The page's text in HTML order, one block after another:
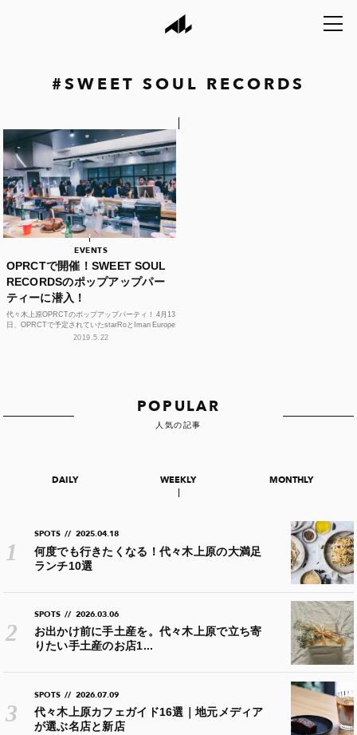
#SWEET SOUL RECORDS
EVENTS
OPRCTで開催！SWEET SOUL
RECORDSのポップアップパー
ティーに潜入！
代々木上原OPRCTのポップアップパーティ！ 4月13
日、OPRCTで予定されていたstarRoとIman Europe
による共演が、やむを得ない事情に...
2019.5.22
POPULAR
人気の記事
DAILY WEEKLY MONTHLY
SPOTS // 2025.04.18
何度でも行きたくなる！代々木上原の大満足
ランチ10選
SPOTS // 2026.03.06
お出かけ前に手土産を。代々木上原で立ち寄
りたい手土産のお店1...
SPOTS // 2026.07.09
代々木上原カフェガイド16選｜地元メディア
が選ぶ名店と新店